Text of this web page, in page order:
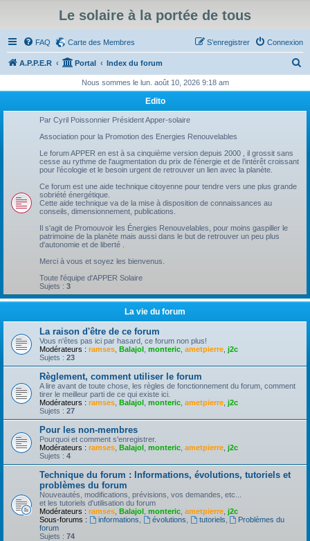
Le solaire à la portée de tous
FAQ Carte des Membres Connexion
S’enregistrer
A.P.P.E.R Portal Index du forum
h
Nous sommes le lun. août 10, 2026 9:18 am
Edito
Par Cyril Poissonnier Président Apper-solaire
Association pour la Promotion des Energies Renouvelables
Le forum APPER en est à sa cinquième version depuis 2000 , il grossit sans
cesse au rythme de l'augmentation du prix de l'énergie et de l’intérêt croissant
pour l’écologie et le besoin urgent de retrouver un lien avec la planète.
Ce forum est une aide technique citoyenne pour tendre vers une plus grande
sobriété énergétique.
Cette aide technique va de la mise à disposition de connaissances au
conseils, dimensionnement, publications.
Il s'agit de Promouvoir les Énergies Renouvelables, pour moins gaspiller le
patrimoine de la planète mais aussi dans le but de retrouver un peu plus
d'autonomie et de liberté .
Merci à vous et soyez les bienvenus.
Toute l'équipe d'APPER Solaire
Sujets : 3
La vie du forum
La raison d'être de ce forum
Vous n'êtes pas ici par hasard, ce forum non plus!
Modérateurs : ramses Balajol monteric ametpierre j2c
Sujets : 23
Règlement, comment utiliser le forum
A lire avant de toute chose, les règles de fonctionnement du forum, comment
tirer le meilleur parti de ce qui existe ici.
Modérateurs : ramses Balajol monteric ametpierre j2c
Sujets : 27
Pour les non-membres
Pourquoi et comment s'enregistrer.
Modérateurs : ramses Balajol monteric ametpierre j2c
Sujets : 4
Technique du forum : Informations, évolutions, tutoriels et
problèmes du forum
Nouveautés, modifications, prévisions, vos demandes, etc...
et les tutoriels d'utilisation du forum
Modérateurs : ramses Balajol monteric ametpierre j2c
Sous-forums :
informations évolutions tutoriels
Problèmes du
forum
Sujets : 74